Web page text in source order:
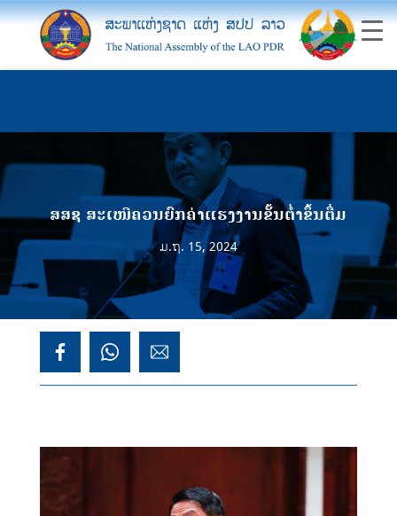
ສສຊ ສະເໜີຄວນຍົກຄ່າແຮງງານຂັ້ນຕໍ່າຂຶ້ນຕື່ມ
ມ.ຖ. 15, 2024